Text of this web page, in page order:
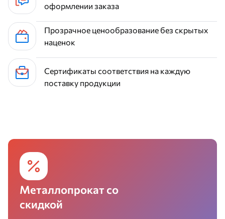
оформлении заказа
Прозрачное ценообразование без скрытых
наценок
Сертификаты соответствия на каждую
поставку продукции
Металлопрокат со
скидкой